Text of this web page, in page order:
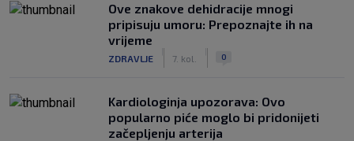
Ove znakove dehidracije mnogi
pripisuju umoru: Prepoznajte ih na
vrijeme
ZDRAVLJE 7. kol. 0
Kardiologinja upozorava: Ovo
popularno piće moglo bi pridonijeti
začepljenju arterija